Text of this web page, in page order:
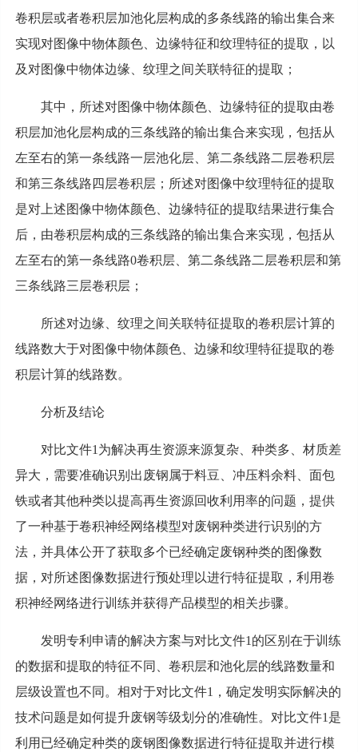
卷积层或者卷积层加池化层构成的多条线路的输出集合来
实现对图像中物体颜色、边缘特征和纹理特征的提取，以
及对图像中物体边缘、纹理之间关联特征的提取；
其中，所述对图像中物体颜色、边缘特征的提取由卷
积层加池化层构成的三条线路的输出集合来实现，包括从
左至右的第一条线路一层池化层、第二条线路二层卷积层
和第三条线路四层卷积层；所述对图像中纹理特征的提取
是对上述图像中物体颜色、边缘特征的提取结果进行集合
后，由卷积层构成的三条线路的输出集合来实现，包括从
左至右的第一条线路0卷积层、第二条线路二层卷积层和第
三条线路三层卷积层；
所述对边缘、纹理之间关联特征提取的卷积层计算的
线路数大于对图像中物体颜色、边缘和纹理特征提取的卷
积层计算的线路数。
分析及结论
对比文件1为解决再生资源来源复杂、种类多、材质差
异大，需要准确识别出废钢属于料豆、冲压料余料、面包
铁或者其他种类以提高再生资源回收利用率的问题，提供
了一种基于卷积神经网络模型对废钢种类进行识别的方
法，并具体公开了获取多个已经确定废钢种类的图像数
据，对所述图像数据进行预处理以进行特征提取，利用卷
积神经网络进行训练并获得产品模型的相关步骤。
发明专利申请的解决方案与对比文件1的区别在于训练
的数据和提取的特征不同、卷积层和池化层的线路数量和
层级设置也不同。相对于对比文件1，确定发明实际解决的
技术问题是如何提升废钢等级划分的准确性。对比文件1是
利用已经确定种类的废钢图像数据进行特征提取并进行模